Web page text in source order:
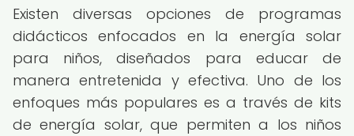
Existen diversas opciones de programas
didácticos enfocados en la energía solar
para niños, diseñados para educar de
manera entretenida y efectiva. Uno de los
enfoques más populares es a través de kits
de energía solar, que permiten a los niños